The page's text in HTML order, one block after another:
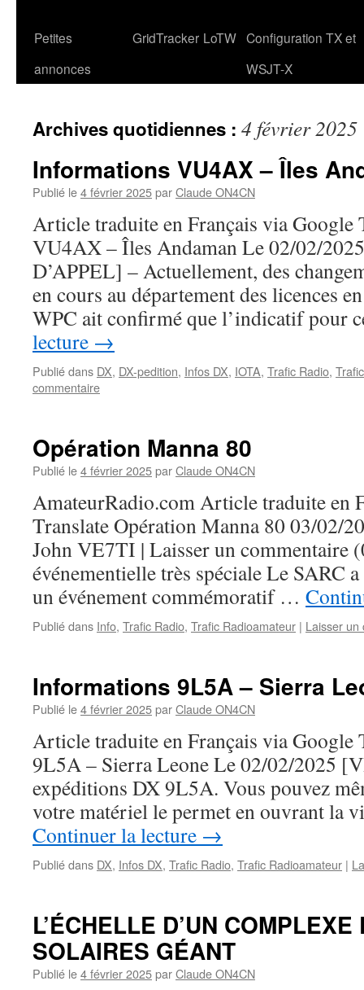
Petites
annonces
GridTracker LoTW Configuration TX et
WSJT-X
Archives quotidiennes : 4 février 2025
Informations VU4AX – Îles
Publié le4 février 2025parClaude ON4CN
Article traduite en Français via Google
VU4AX – Îles Andaman Le 02/02/
D’APPEL] – Actuellement, des
en cours au département des licences
WPC ait confirmé que l’indicatif pour
lecture →
Publié dans DX, DX-pedition, Infos DX, IOTA, Trafic Radio,
commentaire
Opération Manna 80
Publié le4 février 2025parClaude ON4CN
AmateurRadio.com Article traduite en
Translate Opération Manna 80 03/02/
John VE7TI | Laisser un commentaire
événementielle très spéciale Le SARC
un événement commémoratif …
Publié dans Info, Trafic Radio, Trafic Radioamateur | Laisser un
Informations 9L5A – Sierra
Publié le4 février 2025parClaude ON4CN
Article traduite en Français via Google
9L5A – Sierra Leone Le 02/02/2025
expéditions DX 9L5A. Vous pouvez
votre matériel le permet en ouvrant la
Continuer la lecture →
Publié dans DX, Infos DX, Trafic Radio, Trafic Radioamateur |
L’ÉCHELLE D’UN
SOLAIRES GÉANT
Publié le4 février 2025parClaude ON4CN